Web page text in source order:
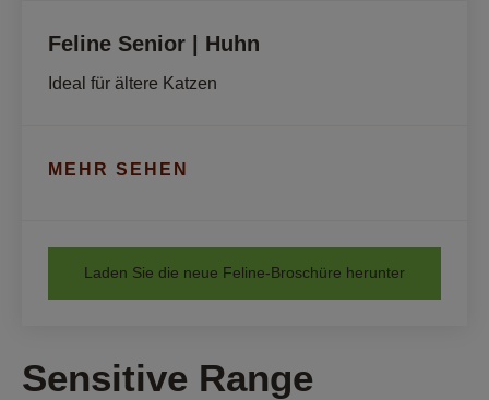
Feline Senior | Huhn
Ideal für ältere Katzen
MEHR SEHEN
Laden Sie die neue Feline-Broschüre herunter
Sensitive Range